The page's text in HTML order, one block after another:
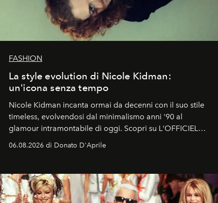
FASHION
La style evolution di Nicole Kidman:
un'icona senza tempo
Nicole Kidman incanta ormai da decenni con il suo stile
timeless, evolvendosi dal minimalismo anni '90 al
glamour intramontabile di oggi. Scopri su L'OFFICIEL
Italia la sua style evolution.
06.08.2026 di Donato D'Aprile